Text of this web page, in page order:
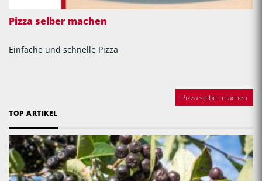
Pizza selber machen
Einfache und schnelle Pizza
Pizza selber machen
TOP ARTIKEL